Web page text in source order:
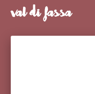
val di fassa